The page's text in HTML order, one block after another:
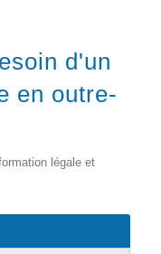
d'un
en outre-
légale et